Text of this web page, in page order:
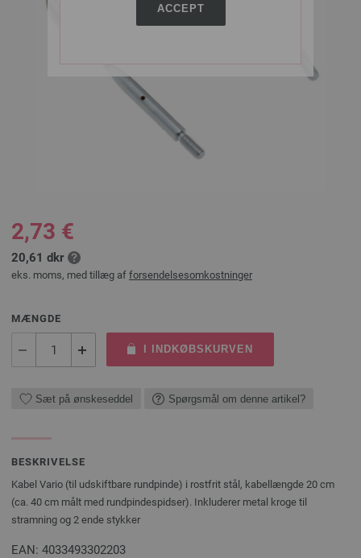
ACCEPT
2,73 €
20,61 dkr
eks. moms, med tillæg af forsendelsesomkostninger
MÆNGDE
I INDKØBSKURVEN
Sæt på ønskeseddel Spørgsmål om denne artikel?
BESKRIVELSE
Kabel Vario (til udskiftbare rundpinde) i rostfrit stål, kabellængde 20 cm
(ca. 40 cm målt med rundpindespidser). Inkluderer metal kroge til
stramning og 2 ende stykker
EAN: 4033493302203